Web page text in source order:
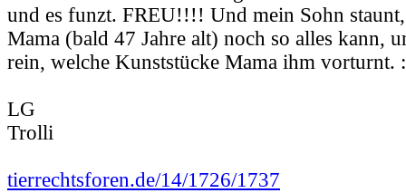
und es funzt. FREU!!!! Und mein Sohn
Mama (bald 47 Jahre alt) noch so alles kann,
rein, welche Kunststücke Mama ihm vorturnt.
LG
Trolli
tierrechtsforen.de/14/1726/1737